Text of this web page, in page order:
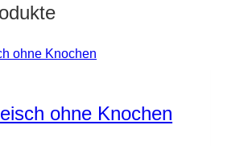
ohne Knochen